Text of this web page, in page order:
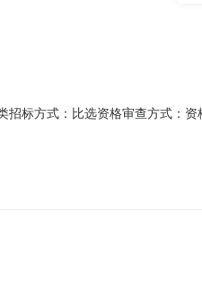
招标方式：比选资格审查方式：资
道衡设备。Ⅶ场北咽喉机务段新增